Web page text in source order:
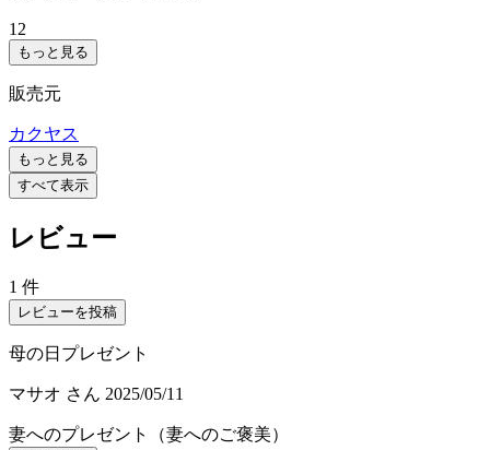
12
もっと見る
販売元
カクヤス
もっと見る
すべて表示
レビュー
1 件
レビューを投稿
母の日プレゼント
マサオ さん 2025/05/11
妻へのプレゼント（妻へのご褒美）